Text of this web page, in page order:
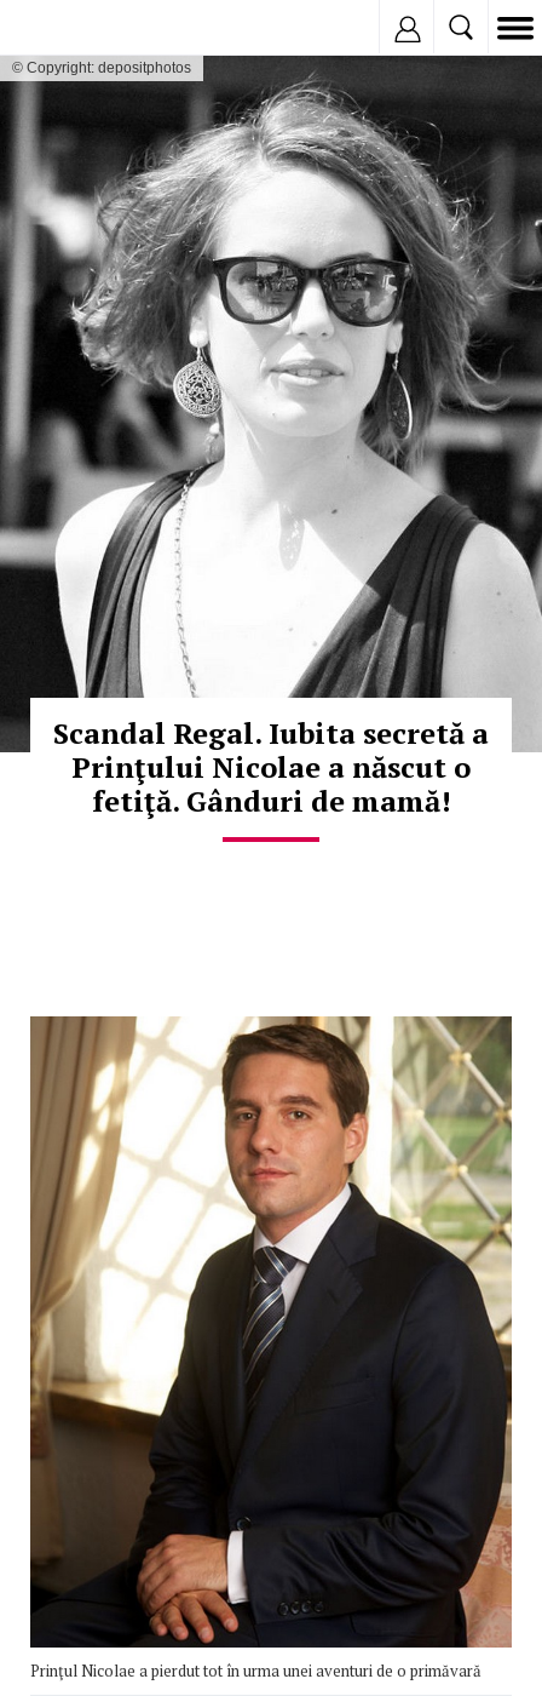
© Copyright: depositphotos
Scandal Regal. Iubita secretă a
Prinţului Nicolae a născut o
fetiţă. Gânduri de mamă!
Prinţul Nicolae a pierdut tot în urma unei aventuri de o primăvară